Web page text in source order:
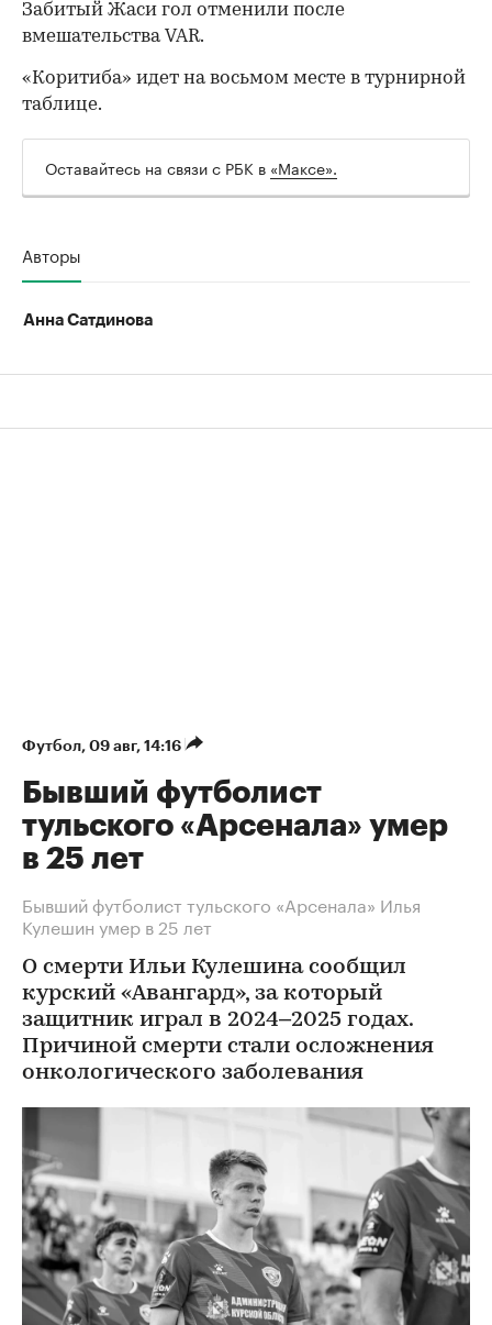
00:00 / 00:00
Забитый Жаси гол отменили после
вмешательства VAR.
«Коритиба» идет на восьмом месте в турнирной
таблице.
Оставайтесь на связи с РБК в «Максе».
Авторы
Анна Сатдинова
Футбол⁠, 09 авг, 14:16
Бывший футболист
тульского «Арсенала» умер
в 25 лет
Бывший футболист тульского «Арсенала» Илья
Кулешин умер в 25 лет
О смерти Ильи Кулешина сообщил
курский «Авангард», за который
защитник играл в 2024–2025 годах.
Причиной смерти стали осложнения
онкологического заболевания